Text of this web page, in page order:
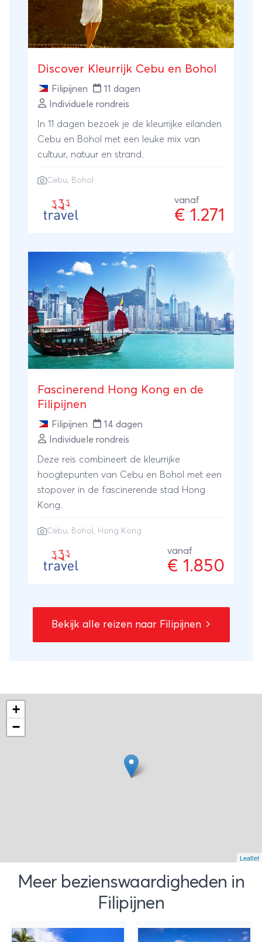
Discover Kleurrijk Cebu en Bohol
Filipijnen
11 dagen
Individuele rondreis
In 11 dagen bezoek je de kleurrijke eilanden
Cebu en Bohol met een leuke mix van
cultuur, natuur en strand.
Cebu, Bohol
vanaf
€ 1.271
Fascinerend Hong Kong en de
Filipijnen
Filipijnen
14 dagen
Individuele rondreis
Deze reis combineert de kleurrijke
hoogtepunten van Cebu en Bohol met een
stopover in de fascinerende stad Hong
Kong.
Cebu, Bohol, Hong Kong
vanaf
€ 1.850
Bekijk alle reizen naar Filipijnen
+
−
Leaflet
Meer bezienswaardigheden in
Filipijnen